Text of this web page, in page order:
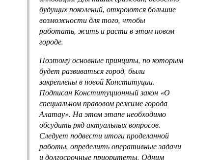
будущих поколений, откроются большие
возможности для того, чтобы
работать, жить и расти в этом новом
городе.
Поэтому основные принципы, по которым
будет развиваться город, были
закреплены в новой Конституции.
Подписан Конституционный закон «О
специальном правовом режиме города
Алатау». На этом этапе необходимо
обсудить ряд актуальных вопросов.
Следует подвести итоги проделанной
работы, определить оперативные задачи
и долгосрочные приоритеты. Одним